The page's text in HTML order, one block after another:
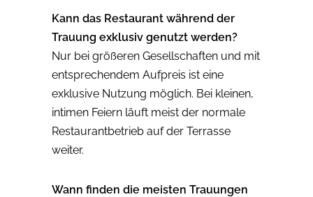
Kann das Restaurant während der
Trauung exklusiv genutzt werden?
Nur bei größeren Gesellschaften und mit
entsprechendem Aufpreis ist eine
exklusive Nutzung möglich. Bei kleinen,
intimen Feiern läuft meist der normale
Restaurantbetrieb auf der Terrasse
weiter.
Wann finden die meisten Trauungen